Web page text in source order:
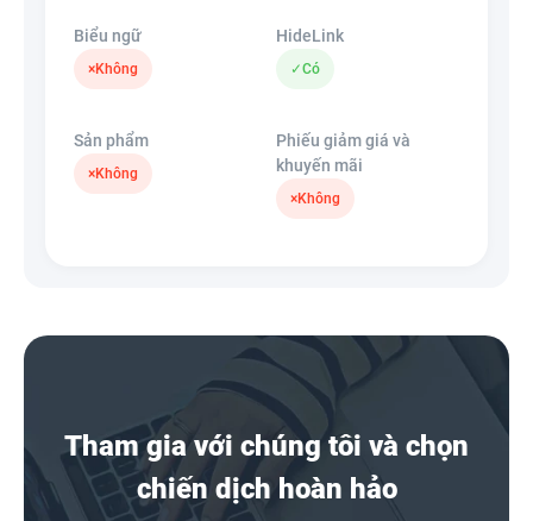
Biểu ngữ
×Không
HideLink
✓Có
Sản phẩm
×Không
Phiếu giảm giá và
khuyến mãi
×Không
Tham gia với chúng tôi và chọn
chiến dịch hoàn hảo